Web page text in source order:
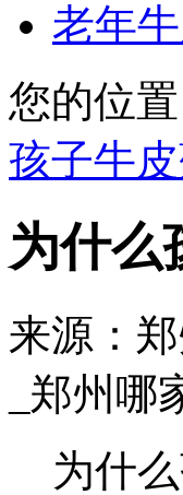
老年
您的位置
孩子牛
为什么
来源：
_郑州
为什么